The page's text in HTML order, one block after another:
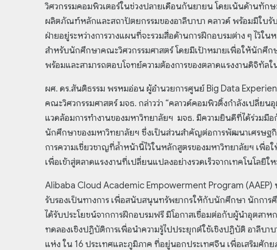
วิศวกรรมคอมพิวเตอร์ในช่วงปลายเดือนกันยายน โดยเน้นด้านทักษ
ผลิตภัณฑ์หลักและสถาปัตยกรรมของอาลีบาบา คลาวด์ พร้อมมีใบ
ฝ่ายอยู่ระหว่างการวางแผนที่จะรวมสื่อด้านการฝึกอบรมต่าง ๆ ไว้ใ
สำหรับนักศึกษาคณะวิศวกรรมศาสตร์ โดยมีเป้าหมายเพื่อให้นักศึก
พร้อมและสามารถตอบโจทย์ความต้องการของตลาดแรงงานดิจิทัล
ผศ. ดร.สันติธรรม พรหมอ่อน ผู้อำนวยการศูนย์ Big Data
คณะวิศวกรรมศาสตร์ มจธ. กล่าวว่า “คลาวด์คอมพิวติ้งกำลังเปลี่ย
แวดล้อมการทำงานของมหาวิทยาลัยฯ มจธ. มีความยินดีที่ได้ร่วมมื
นักศึกษาของมหาวิทยาลัยฯ ซึ่งเป็นส่วนสำคัญต่อการพัฒนาเศรษฐ
การความเชี่ยวชาญที่ล้ำหน้านี้ไว้ในหลักสูตรของมหาวิทยาลัยฯ เพื่อ
เพื่อเข้าสู่ตลาดแรงงานที่เปลี่ยนแปลงอย่างรวดเร็วจากเทคโนโลยีใ
Alibaba Cloud Academic Empowerment Program (AAEP)
รับรองเป็นทางการ เพื่อสนับสนุนทรัพยากรให้กับนักศึกษา นักการ
ได้รับประโยชน์จากการฝึกอบรมฟรี มีโอกาสเชื่อมต่อกับผู้นำอุตสาห
ทดลองเชิงปฏิบัติการเพื่อนำความรู้ไปประยุกต์ใช้เชิงปฏิบัติ อาลีบา
แห่ง ใน 16 ประเทศและภูมิภาค ที่อยู่นอกประเทศจีน เพื่อเสริมศัก